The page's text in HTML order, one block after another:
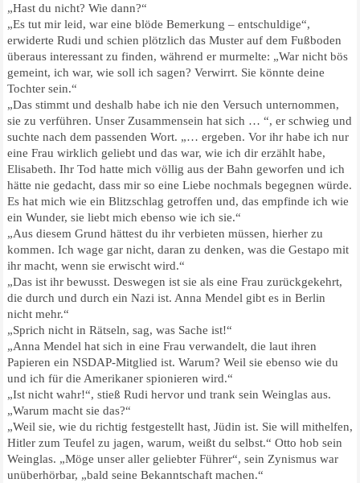
„Hast du nicht? Wie dann?“
„Es tut mir leid, war eine blöde Bemerkung – entschuldige“,
erwiderte Rudi und schien plötzlich das Muster auf dem Fußboden
überaus interessant zu finden, während er murmelte: „War nicht bös
gemeint, ich war, wie soll ich sagen? Verwirrt. Sie könnte deine
Tochter sein.“
„Das stimmt und deshalb habe ich nie den Versuch unternommen,
sie zu verführen. Unser Zusammensein hat sich … “, er schwieg und
suchte nach dem passenden Wort. „… ergeben. Vor ihr habe ich nur
eine Frau wirklich geliebt und das war, wie ich dir erzählt habe,
Elisabeth. Ihr Tod hatte mich völlig aus der Bahn geworfen und ich
hätte nie gedacht, dass mir so eine Liebe nochmals begegnen würde.
Es hat mich wie ein Blitzschlag getroffen und, das empfinde ich wie
ein Wunder, sie liebt mich ebenso wie ich sie.“
„Aus diesem Grund hättest du ihr verbieten müssen, hierher zu
kommen. Ich wage gar nicht, daran zu denken, was die Gestapo mit
ihr macht, wenn sie erwischt wird.“
„Das ist ihr bewusst. Deswegen ist sie als eine Frau zurückgekehrt,
die durch und durch ein Nazi ist. Anna Mendel gibt es in Berlin
nicht mehr.“
„Sprich nicht in Rätseln, sag, was Sache ist!“
„Anna Mendel hat sich in eine Frau verwandelt, die laut ihren
Papieren ein NSDAP-Mitglied ist. Warum? Weil sie ebenso wie du
und ich für die Amerikaner spionieren wird.“
„Ist nicht wahr!“, stieß Rudi hervor und trank sein Weinglas aus.
„Warum macht sie das?“
„Weil sie, wie du richtig festgestellt hast, Jüdin ist. Sie will mithelfen,
Hitler zum Teufel zu jagen, warum, weißt du selbst.“ Otto hob sein
Weinglas. „Möge unser aller geliebter Führer“, sein Zynismus war
unüberhörbar, „bald seine Bekanntschaft machen.“